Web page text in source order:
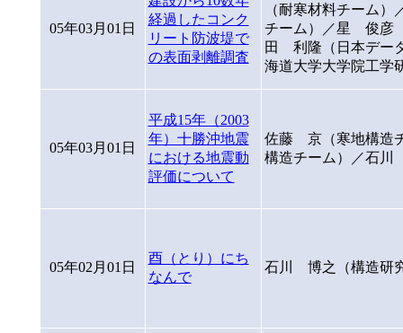
05年03月01日
経過したコンク
リート防波堤で
の表面剥離調査
（耐寒材料チーム
チーム）／星 俊彦
田 利隆（日本デー
海道大学大学院工学
05年03月01日
平成15年（2003
年）十勝沖地震
における地震動
評価について
佐藤 京（寒地構造
構造チーム）／石
05年02月01日
酉（とり）にち
なんで
石川 博之（構造研